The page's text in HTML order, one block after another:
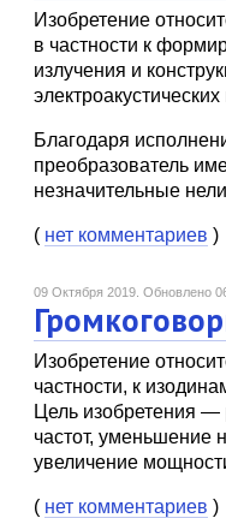
Изобретение
в частности к
излучения и
Благодаря
преобразователь
незначительные
( нет комментариев )
09 Октября 2019. Обновлено
Изобретение
частности, к
Цель изобретения
частот, уменьшение
увеличение
( нет комментариев )